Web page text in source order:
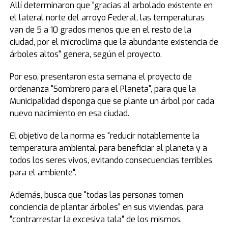
Allí determinaron que "gracias al arbolado existente en
el lateral norte del arroyo Federal, las temperaturas
van de 5 a 10 grados menos que en el resto de la
ciudad, por el microclima que la abundante existencia de
árboles altos" genera, según el proyecto.
Por eso, presentaron esta semana el proyecto de
ordenanza "Sombrero para el Planeta", para que la
Municipalidad disponga que se plante un árbol por cada
nuevo nacimiento en esa ciudad.
El objetivo de la norma es "reducir notablemente la
temperatura ambiental para beneficiar al planeta y a
todos los seres vivos, evitando consecuencias terribles
para el ambiente".
Además, busca que "todas las personas tomen
conciencia de plantar árboles" en sus viviendas, para
"contrarrestar la excesiva tala" de los mismos.